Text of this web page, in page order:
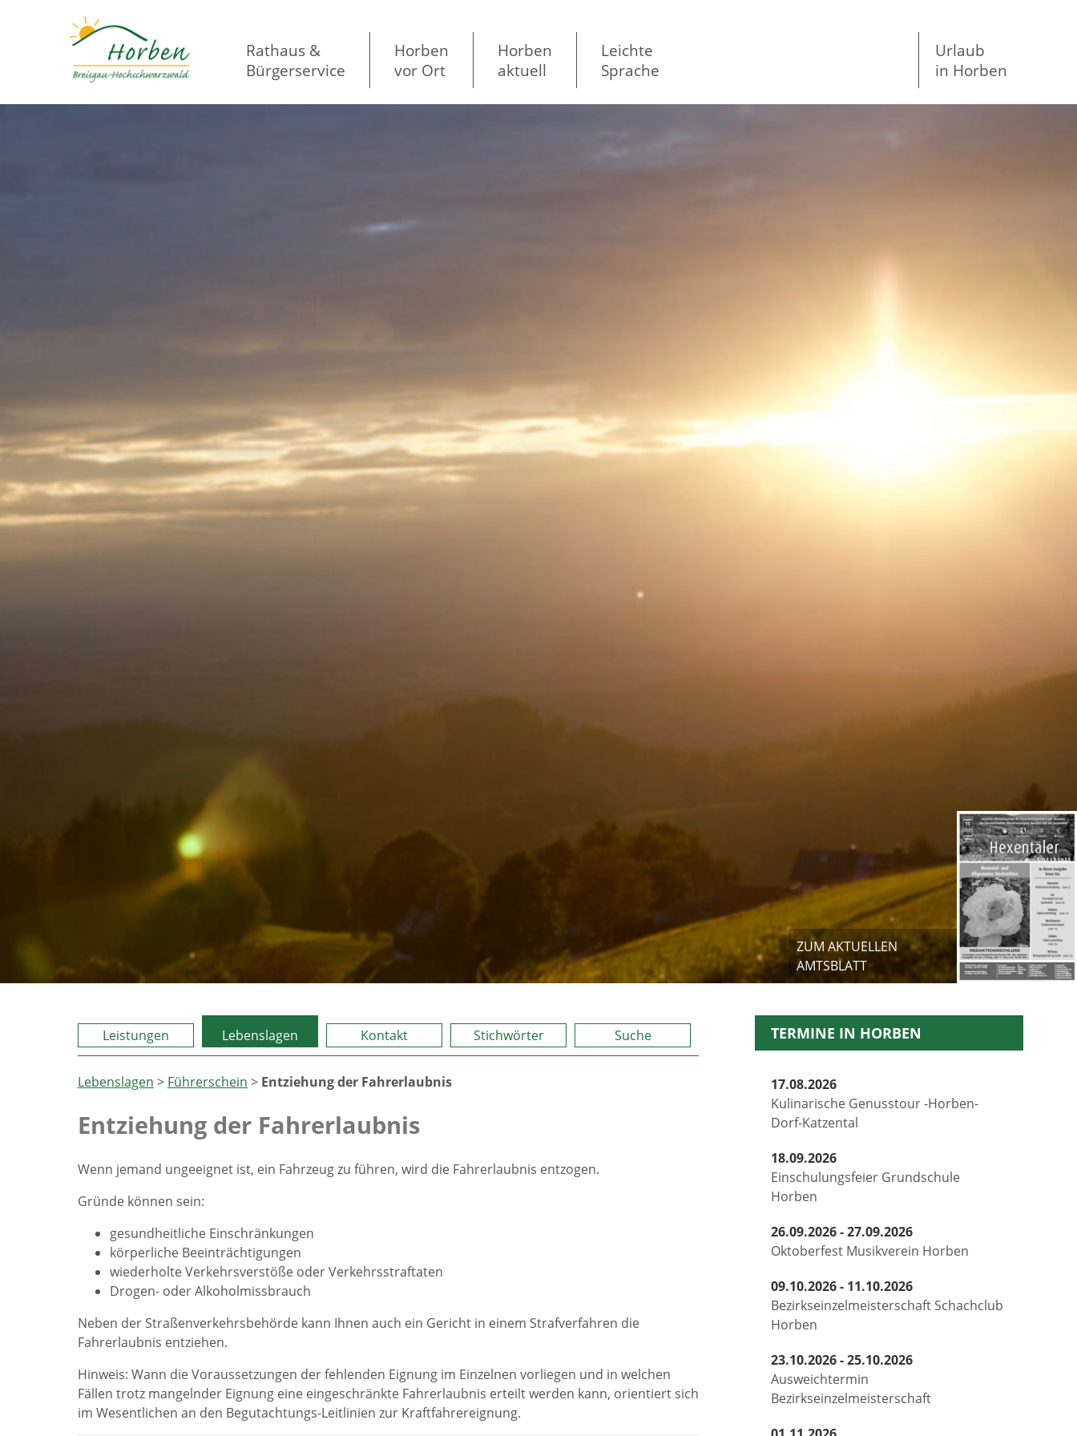
Rathaus &
Bürgerservice
Horben
vor Ort
Horben
aktuell
Leichte
Sprache
Urlaub
in Horben
ZUM AKTUELLEN
AMTSBLATT
Leistungen Lebenslagen Kontakt Stichwörter Suche
Lebenslagen > Führerschein > Entziehung der Fahrerlaubnis
Entziehung der Fahrerlaubnis
Wenn jemand ungeeignet ist, ein Fahrzeug zu führen, wird die Fahrerlaubnis entzogen.
Gründe können sein:
gesundheitliche Einschränkungen
körperliche Beeinträchtigungen
wiederholte Verkehrsverstöße oder Verkehrsstraftaten
Drogen- oder Alkoholmissbrauch
Neben der Straßenverkehrsbehörde kann Ihnen auch ein Gericht in einem Strafverfahren die
Fahrerlaubnis entziehen.
Hinweis: Wann die Voraussetzungen der fehlenden Eignung im Einzelnen vorliegen und in welchen
Fällen trotz mangelnder Eignung eine eingeschränkte Fahrerlaubnis erteilt werden kann, orientiert sich
im Wesentlichen an den Begutachtungs-Leitlinien zur Kraftfahrereignung.
TERMINE IN HORBEN
17.08.2026
Kulinarische Genusstour -Horben-
Dorf-Katzental
18.09.2026
Einschulungsfeier Grundschule
Horben
26.09.2026 - 27.09.2026
Oktoberfest Musikverein Horben
09.10.2026 - 11.10.2026
Bezirkseinzelmeisterschaft Schachclub
Horben
23.10.2026 - 25.10.2026
Ausweichtermin
Bezirkseinzelmeisterschaft